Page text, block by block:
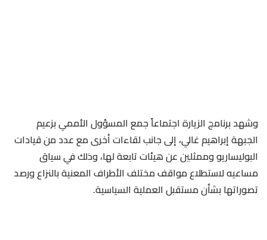
وشهد برنامج الزيارة اجتماعاً جمع المسؤول الأممي بزعيم
الجبهة إبراهيم غالي، إلى جانب لقاءات أخرى مع عدد من قيادات
البوليساريو وممثلين عن هيئات تابعة لها، وذلك في سياق
مساعيه لاستطلاع مواقف مختلف الأطراف المعنية بالنزاع ورصد
تصوراتها بشأن مستقبل العملية السياسية.